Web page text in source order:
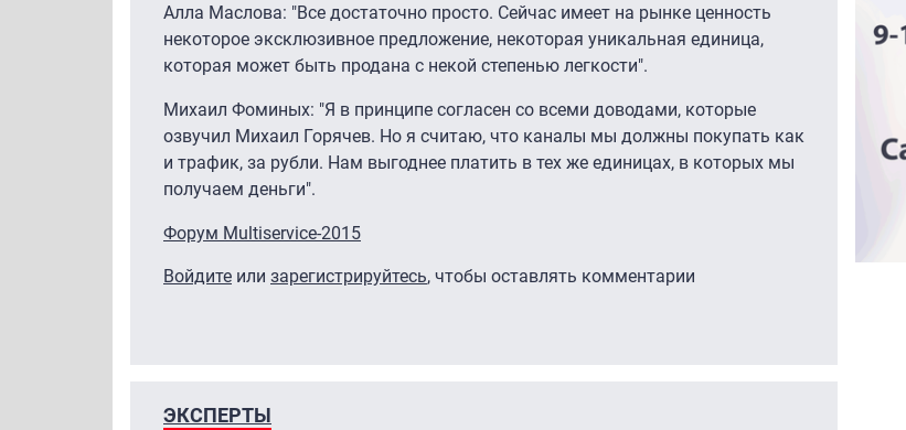
Алла Маслова: "Все достаточно просто. Сейчас имеет на рынке ценность
некоторое эксклюзивное предложение, некоторая уникальная единица,
которая может быть продана с некой степенью легкости".
Михаил Фоминых: "Я в принципе согласен со всеми доводами, которые
озвучил Михаил Горячев. Но я считаю, что каналы мы должны покупать как
и трафик, за рубли. Нам выгоднее платить в тех же единицах, в которых мы
получаем деньги".
Форум Multiservice-2015
Войдите или зарегистрируйтесь, чтобы оставлять комментарии
ЭКСПЕРТЫ